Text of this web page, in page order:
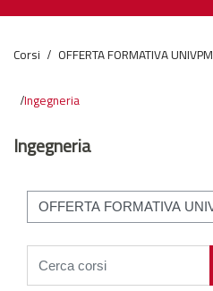
Corsi OFFERTA FORMATIVA UNIVPM
Ingegneria
Ingegneria
Categorie di corso
Cerca corsi